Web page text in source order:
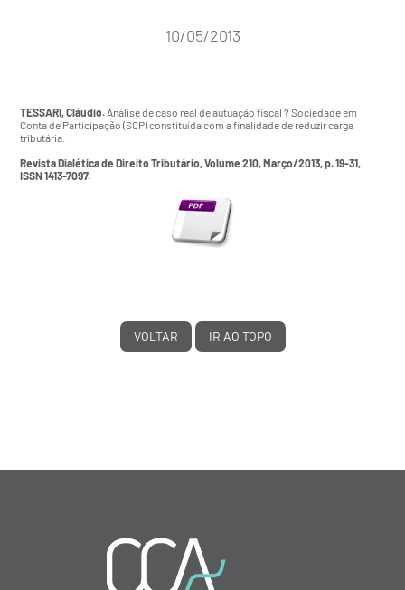
10/05/2013
TESSARI, Cláudio. Análise de caso real de autuação fiscal ? Sociedade em
Conta de Participação (SCP) constituída com a finalidade de reduzir carga
tributária.
Revista Dialética de Direito Tributário, Volume 210, Março/2013, p. 19-31,
ISSN 1413-7097.
VOLTAR IR AO TOPO